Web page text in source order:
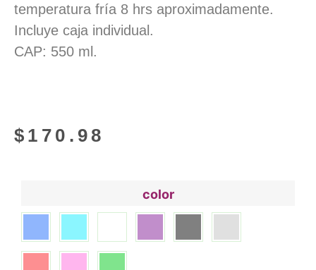
temperatura fría 8 hrs aproximadamente.
Incluye caja individual.
CAP: 550 ml.
$ 170.98
color